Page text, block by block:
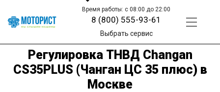
Время работы: с 08:00 до 22:00
8 (800) 555-93-61
Выбрать сервис
Регулировка ТНВД Changan
CS35PLUS (Чанган ЦС 35 плюс) в
Москве